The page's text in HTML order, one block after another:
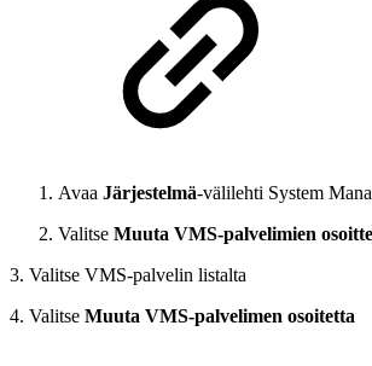
Avaa Järjestelmä-välilehti System
Valitse Muuta VMS-palvelimien
3. Valitse VMS-palvelin listalta
4. Valitse Muuta VMS-palvelimen osoitetta